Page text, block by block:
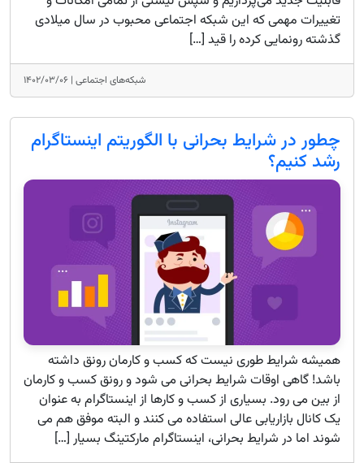
تغییرات مهمی که این شبکه اجتماعی محبوب در سال میلادی
گذشته رونمایی کرده را قید […]
شبکه‌های اجتماعی | ۱۴۰۲/۰۳/۰۶
چطور در شرایط بحرانی با الگوریتم اینستاگرام
رشد کنیم؟
همیشه شرایط طوری نیست که کسب و کارمان رونق داشته
باشد! گاهی اوقات شرایط بحرانی می شود و رونق کسب و کارمان
از بین می رود. بسیاری از کسب و کارها از اینستاگرام به عنوان
یک کانال بازاریابی عالی استفاده می کنند و البته موفق هم می
شوند اما در شرایط بحرانی، اینستاگرام مارکتینگ بسیار […]